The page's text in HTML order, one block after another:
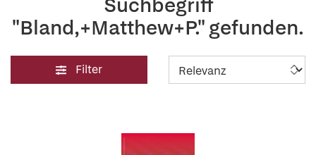
"Bland,+Matthew+P." gefunden.
Filter